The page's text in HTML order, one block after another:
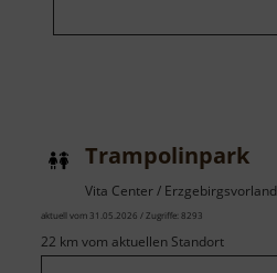
Trampolinpark
Vita Center / Erzgebirgsvorland
aktuell vom 31.05.2026 / Zugriffe: 8293
22 km vom aktuellen Standort